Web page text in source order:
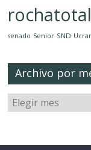
rochatotal
senado Senior SND
Archivo por